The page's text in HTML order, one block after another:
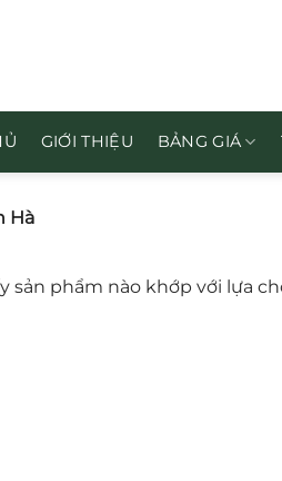
GIỚI THIỆU BẢNG GIÁ
Hà
sản phẩm nào khớp với lựa